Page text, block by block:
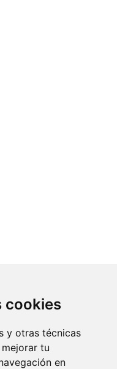
cookies
y otras técnicas
tu
en